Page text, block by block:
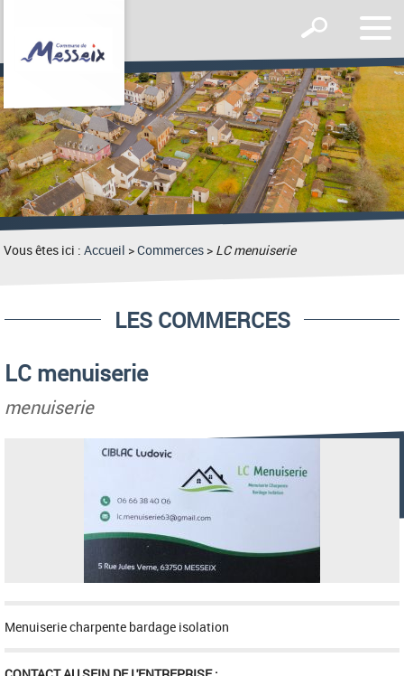
le
Afficher
formulaire
de
recherche
Vous êtes ici :Accueil >Commerces > LC menuiserie
LES COMMERCES
LC menuiserie
menuiserie
Menuiserie charpente bardage isolation